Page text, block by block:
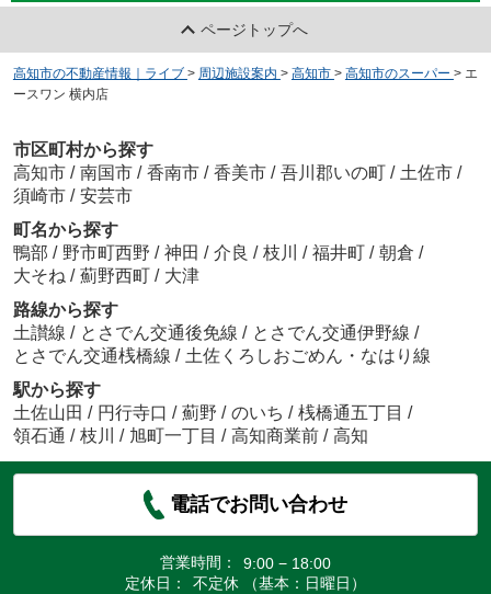
ページトップへ
高知市の不動産情報｜ライブ > 周辺施設案内 > 高知市 > 高知市のスーパー > エ
ースワン 横内店
市区町村から探す
高知市 / 南国市 / 香南市 / 香美市 / 吾川郡いの町 / 土佐市 /
須崎市 / 安芸市
町名から探す
鴨部 / 野市町西野 / 神田 / 介良 / 枝川 / 福井町 / 朝倉 /
大そね / 薊野西町 / 大津
路線から探す
土讃線 / とさでん交通後免線 / とさでん交通伊野線 /
とさでん交通桟橋線 / 土佐くろしおごめん・なはり線
駅から探す
土佐山田 / 円行寺口 / 薊野 / のいち / 桟橋通五丁目 /
領石通 / 枝川 / 旭町一丁目 / 高知商業前 / 高知
電話でお問い合わせ
営業時間：
9:00 − 18:00
定休日：
不定休 （基本：日曜日）